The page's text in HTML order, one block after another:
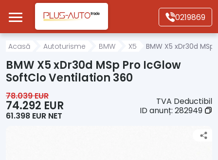
Mergi direct la conținutul principal
0219869
Acasă
Autoturisme
Motociclete
Acasă Autoturisme BMW X5 BMW X5 xDr30d
BMW X5 xDr30d MSp Pro IcGlow
SoftClo Ventilation 360
78.039 EUR
74.292 EUR
61.398 EUR NET
TVA Deductibil
ID anunț: 282949